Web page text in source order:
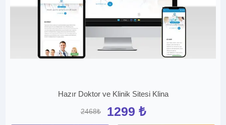
Hazır Doktor ve Klinik Sitesi Klina
2468₺ 1299 ₺